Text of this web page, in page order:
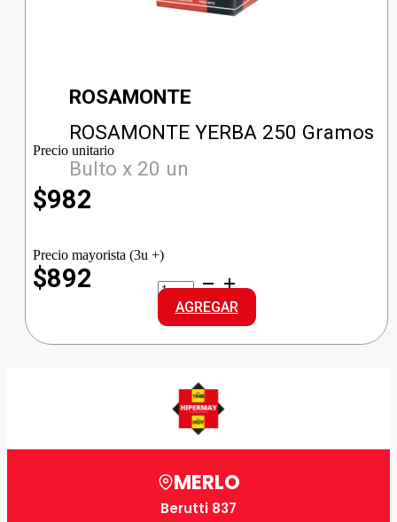
ROSAMONTE
ROSAMONTE YERBA 250 Gramos
Bulto x 20 un
Precio unitario
$982
Precio mayorista (3u +)
$892
ROSAMONTE
YERBA
cantidad
AGREGAR
MERLO
Berutti 837